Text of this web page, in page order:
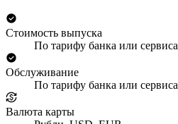
Стоимость выпуска
По тарифу банка или сервиса
Обслуживание
По тарифу банка или сервиса
Валюта карты